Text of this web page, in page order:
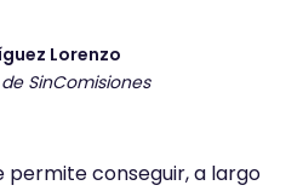
Lorenzo
SinComisiones
conseguir, a largo